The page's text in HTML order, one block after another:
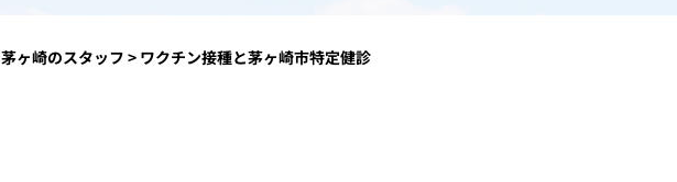
茅ヶ崎のスタッフ > ワクチン接種と茅ヶ崎市特定健診